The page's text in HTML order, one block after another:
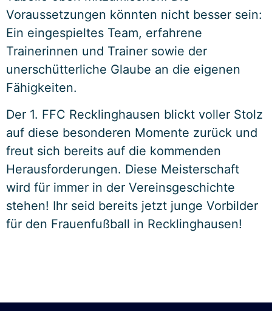
Voraussetzungen könnten nicht besser sein:
Ein eingespieltes Team, erfahrene
Trainerinnen und Trainer sowie der
unerschütterliche Glaube an die eigenen
Fähigkeiten.
Der 1. FFC Recklinghausen blickt voller Stolz
auf diese besonderen Momente zurück und
freut sich bereits auf die kommenden
Herausforderungen. Diese Meisterschaft
wird für immer in der Vereinsgeschichte
stehen! Ihr seid bereits jetzt junge Vorbilder
für den Frauenfußball in Recklinghausen!